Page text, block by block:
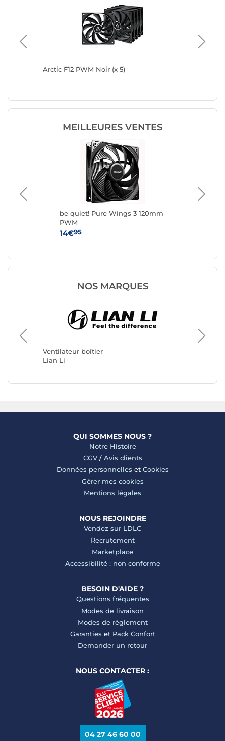
Arctic F12 PWM Noir (x 5)
MEILLEURES VENTES
be quiet! Pure Wings 3 120mm
PWM
14€95
NOS MARQUES
Ventilateur boîtier
Lian Li
QUI SOMMES NOUS ?
Notre Histoire
CGV/ Avis clients
Données personnelles et Cookies
Gérer mes cookies
Mentions légales
NOUS REJOINDRE
Vendez sur LDLC
Recrutement
Marketplace
Accessibilité : non conforme
BESOIN D'AIDE ?
Questions fréquentes
Modes de livraison
Modes de règlement
Garanties et Pack Confort
Demander un retour
NOUS CONTACTER :
04 27 46 60 00